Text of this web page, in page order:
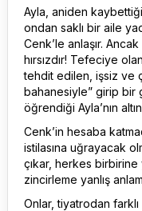
Ayla, aniden
ondan saklı bir aile
Cenk’le anlaşır.
hırsızdır! Tefeciye
tehdit edilen, işsiz ve
bahanesiyle” girip bir
öğrendiği Ayla’nın
Cenk’in hesaba
istilasına uğrayacak
çıkar, herkes
zincirleme yanlış
Onlar, tiyatrodan farklı